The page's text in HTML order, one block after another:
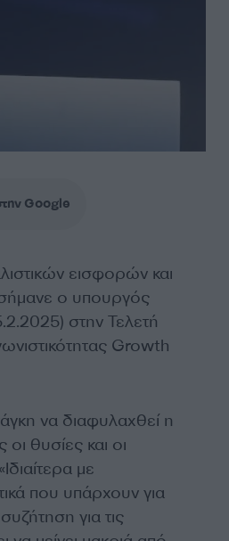
Google
εισφορών και
ο υπουργός
στην Τελετή
Growth
να διαφυλαχθεί η
θυσίες και οι
με
που υπάρχουν για
για τις